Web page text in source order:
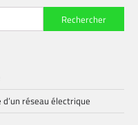
Rechercher
réseau électrique